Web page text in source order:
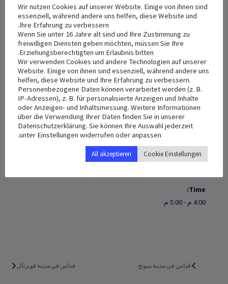
عرس في كولن
-5:00 م
عرس في كولن
+ Add to iCalendar
DETAILS
Date:
Time:
4:00 م - 5:00 م
VENUE
köln
قداس في مدينة ميونخ قداس في مدينة فوبرتال
Wir nutzen Cookies auf unserer Website. Einige von ihnen sind
essenziell, während andere uns helfen, diese Website und
Ihre Erfahrung zu verbessern.
Wenn Sie unter 16 Jahre alt sind und Ihre Zustimmung zu
freiwilligen Diensten geben möchten, müssen Sie Ihre
Erziehungsberechtigten um Erlaubnis bitten.
Wir verwenden Cookies und andere Technologien auf unserer
Website. Einige von ihnen sind essenziell, während andere uns
helfen, diese Website und Ihre Erfahrung zu verbessern.
Personenbezogene Daten können verarbeitet werden (z. B.
IP-Adressen), z. B. für personalisierte Anzeigen und Inhalte
oder Anzeigen- und Inhaltsmessung. Weitere Informationen
über die Verwendung Ihrer Daten finden Sie in unserer
Datenschutzerklärung. Sie können Ihre Auswahl jederzeit
unter Einstellungen widerrufen oder anpassen.
Cookie Einstellungen
All akzeptieren